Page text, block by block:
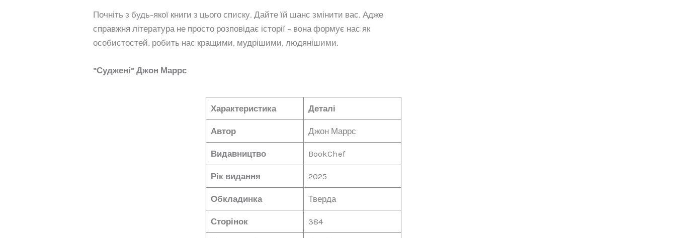
Почніть з будь-якої книги з цього списку. Дайте їй шанс змінити вас. Адже
справжня література не просто розповідає історії – вона формує нас як
особистостей, робить нас кращими, мудрішими, людянішими.
“Суджені” Джон Маррс
Характеристика Деталі
Автор Джон Маррс
Видавництво BookChef
Рік видання 2025
Обкладинка Тверда
Сторінок 384